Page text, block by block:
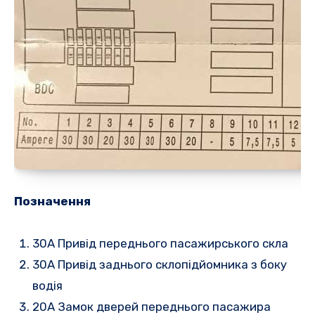
Позначення
30A Привід переднього пасажирського скла
30A Привід заднього склопідйомника з боку
водія
20A Замок дверей переднього пасажира